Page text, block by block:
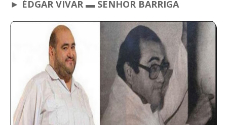
► ÉDGAR VIVAR ▬ SENHOR BARRIGA